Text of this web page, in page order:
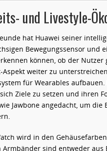
und Livestyle-
hat Huawei seiner
Bewegungssensor und
können, ob der
Aspekt weiter zu
für Wearables
Ziele zu setzen und ihren
Jawbone angedacht, um
wird in den
Armbänder sind entweder